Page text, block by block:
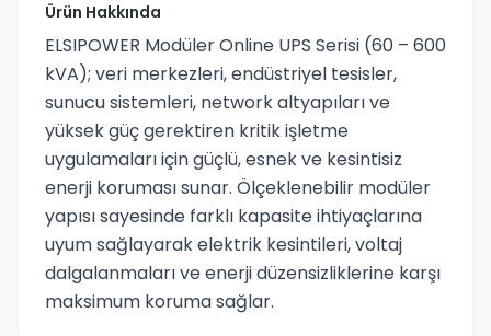
Ürün Hakkında
ELSIPOWER Modüler Online UPS Serisi (60 – 600
kVA); veri merkezleri, endüstriyel tesisler,
sunucu sistemleri, network altyapıları ve
yüksek güç gerektiren kritik işletme
uygulamaları için güçlü, esnek ve kesintisiz
enerji koruması sunar. Ölçeklenebilir modüler
yapısı sayesinde farklı kapasite ihtiyaçlarına
uyum sağlayarak elektrik kesintileri, voltaj
dalgalanmaları ve enerji düzensizliklerine karşı
maksimum koruma sağlar.